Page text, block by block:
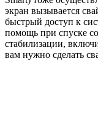
экран вызывается
быстрый доступ к
помощь при спуске
стабилизации,
вам нужно сделать